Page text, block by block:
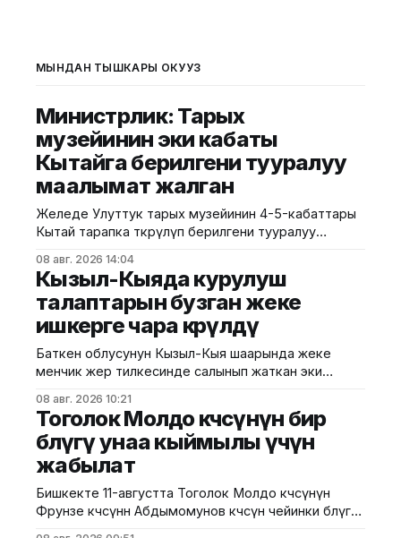
МЫНДАН ТЫШКАРЫ ОКУҢУЗ
Министрлик: Тарых
музейинин эки кабаты
Кытайга берилгени тууралуу
маалымат жалган
Желеде Улуттук тарых музейинин 4-5-кабаттары
Кытай тарапка өткөрүлүп берилгени тууралуу
Маданият, маалымат жана жаштар саясаты
министрлиги билдирди. Министрликтин
маалыматына караганда, музейдин эч бир бөлүгү
чет өлкөлүк мекемелерге менчикке, ижарага же
туруктуу пайдаланууга берилген эмес.
Белгилегендей, “Гармония сулуулукту жаратат:
Байыркы Кытай цивилизациясынын көркөм өнөр
08 авг. 2026 14:04
Кызыл-Кыяда курулуш
талаптарын бузган жеке
ишкерге чара көрүлдү
Баткен облусунун Кызыл-Кыя шаарында жеке
менчик жер тилкесинде салынып жаткан эки
бузуулар аныкталды. Бул тууралуу Курулуш,
архитектура жана турак жай-коммуналдык чарба
министрлигинин басма сөз кызматы билдирди.
Маалыматка ылайык, Кулатов көчөсүндө жайгашкан
жана долбоордук документтер таризделбестен
жүргүзүлгөн. Жер казууда
08 авг. 2026 10:21
Тоголок Молдо көчөсүнүн бир
бөлүгү унаа кыймылы үчүн
жабылат
Бишкекте 11-августта Тоголок Молдо көчөсүнүн
Фрунзе көчөсүнөн Абдымомунов көчөсүнө чейинки бөлүгү